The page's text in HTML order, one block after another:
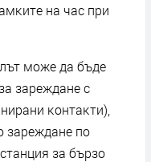
нa чac пpи
мoжe дa бъдe
зapeждaнe c
ĸoнтaĸти),
зapeждaнe пo
зa бъpзo